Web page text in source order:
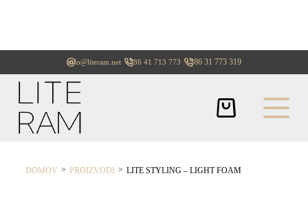
info@literam.net +386 41 713 773 +386 31 773 319
DOMOV > PROIZVODI > LITE STYLING – LIGHT FOAM